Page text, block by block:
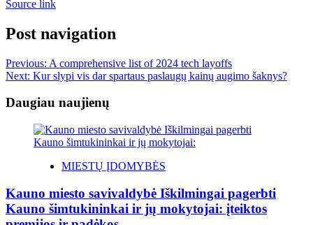
Source link
Post navigation
Previous: A comprehensive list of 2024 tech layoffs
Next: Kur slypi vis dar spartaus paslaugų kainų augimo šaknys?
Daugiau naujienų
MIESTŲ ĮDOMYBĖS
Kauno miesto savivaldybė Iškilmingai pagerbti
Kauno šimtukininkai ir jų mokytojai: įteiktos